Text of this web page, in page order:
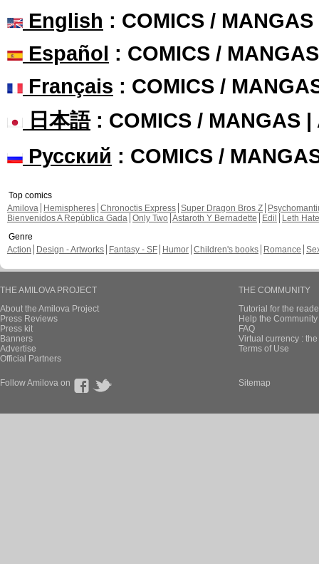
English : COMICS /
Español : COMICS /
Français : COMICS /
日本語: COMICS / MANGAS |
Русский : COMICS /
Top comics
Amilova
Hemispheres Chronoctis Express Super Dragon Bros Z
Bienvenidos A República Gada Only Two Astaroth Y Bernadette Edil
Leth Hate
Genre
Action
Design - Artworks Fantasy - SF Humor Children's books Romance
THE AMILOVA PROJECT
About the Amilova Project
Press Reviews
Press kit
Banners
Advertise
Official Partners
THE COMMUNITY
Tutorial for the
Help the
FAQ
Virtual currency :
Terms of Use
Follow Amilova on Sitemap